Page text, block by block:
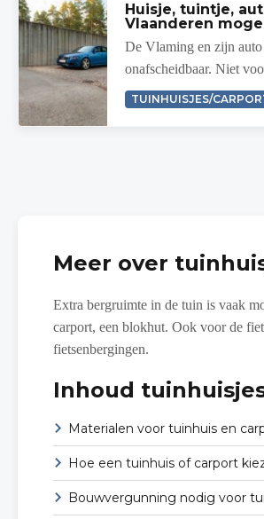
Huisje, tuintje,
Vlaanderen
De Vlaming en zijn
onafscheidbaar. Niet
TUINHUISJES/
Meer over
Extra bergruimte in de tuin is vaak
carport, een blokhut. Ook voor de
fietsenbergingen.
Inhoud
Materialen voor tuinhuis en
Hoe een tuinhuis of carport
Bouwvergunning nodig voor